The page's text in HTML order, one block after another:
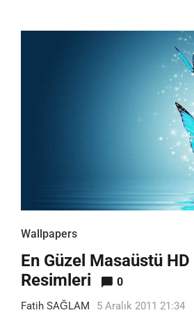
Wallpapers
En Güzel Masaüstü
Resimleri
0
Fatih SAĞLAM 5 Aralık 2011 21:34